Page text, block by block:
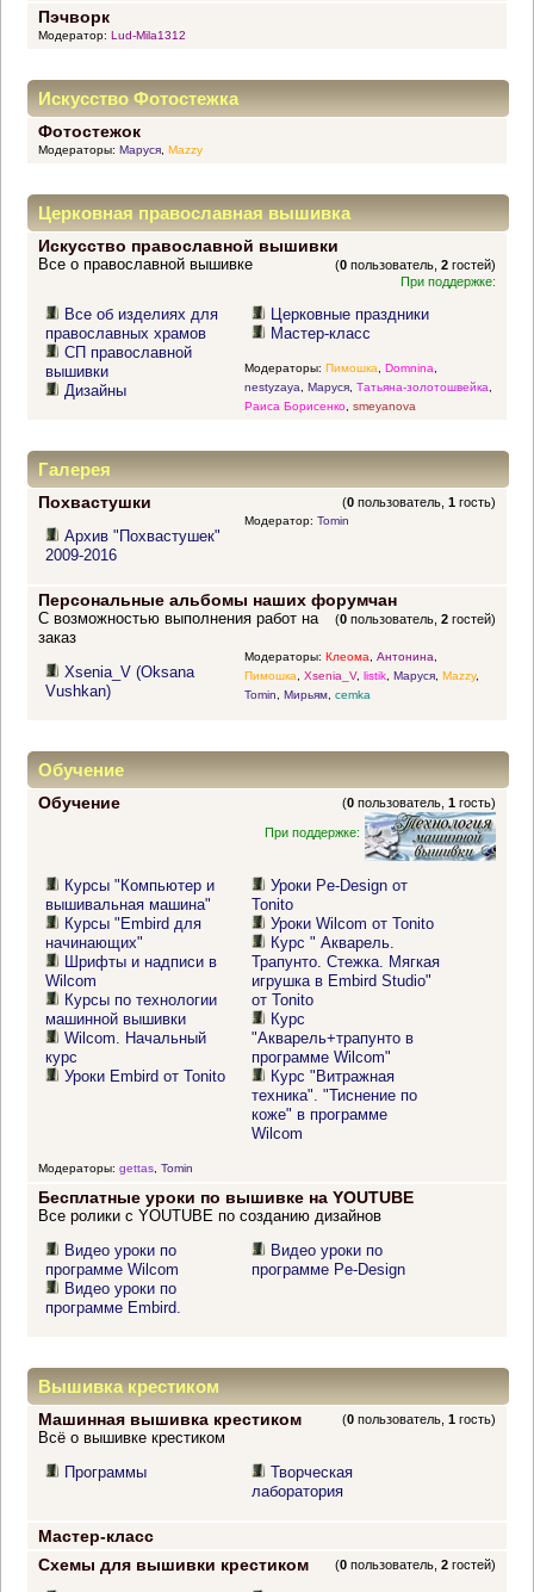
Пэчворк
Модератор: Lud-Mila1312
Искусство Фотостежка
Фотостежок
Модераторы: Маруся, Mazzy
Церковная православная вышивка
Искусство православной вышивки
(0 пользователь,2 гостей)
Все о православной вышивке
При поддержке:
Все об изделиях для
православных храмов
СП православной
вышивки
Дизайны
Церковные праздники
Мастер-класс
Модераторы: Пимошка Domnina
nestyzaya
Маруся, Татьяна-золотошвейка
Раиса Борисенко, smeyanova
Галерея
Похвастушки (0 пользователь,1 гость)
Архив "Похвастушек"
2009-2016
Модератор: Tomin
Персональные альбомы наших форумчан
(0 пользователь,2 гостей)
С возможностью выполнения работ на
заказ
Xsenia_V (Oksana
Vushkan)
Модераторы: Клеома, Антонина,
Пимошка, Xsenia_V, listik, Маруся, Mazzy,
Tomin, Мирьям, cemka
Обучение
Обучение (0 пользователь,1 гость)
При поддержке:
Курсы "Компьютер и
вышивальная машина"
Курсы "Embird для
начинающих"
Шрифты и надписи в
Wilcom
Курсы по технологии
машинной вышивки
Wilcom. Начальный
курс
Уроки Embird от Tonito
Уроки Pe-Design от
Tonito
Уроки Wilcom от Tonito
Курс " Акварель.
Трапунто. Стежка. Мягкая
игрушка в Embird Studio"
от Tonito
Курс
"Акварель+трапунто в
программе Wilcom"
Курс "Витражная
техника". "Тиснение по
коже" в программе
Wilcom
Модераторы: gettas, Tomin
Бесплатные уроки по вышивке на YOUTUBE
Все ролики с YOUTUBE по созданию дизайнов
Видео уроки по
программе Wilcom
Видео уроки по
программе Embird.
Видео уроки по
программе Pe-Design
Вышивка крестиком
Машинная вышивка крестиком (0 пользователь,1 гость)
Всё о вышивке крестиком
Программы
Творческая
лаборатория
Мастер-класс
Схемы для вышивки крестиком
(0 пользователь,2 гостей)